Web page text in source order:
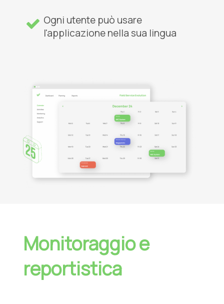
Ogni utente può usare
l'applicazione nella sua lingua
Monitoraggio e
reportistica